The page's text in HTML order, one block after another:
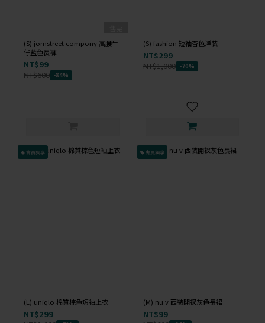
(S) jomstreet compony 高腰牛
仔藍色長褲
NT$99
NT$600 -84%
(S) fashion 短袖杏色洋裝
NT$299
NT$1,000 -70%
會員獨享
(L) uniqlo 棉質棕色短袖上衣
NT$299
會員獨享
(M) nu v 西裝開衩灰色長裙
NT$99